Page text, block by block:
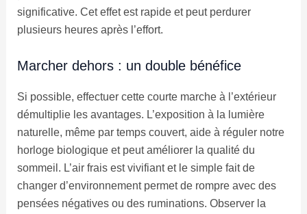
significative. Cet effet est rapide et peut perdurer
plusieurs heures après l’effort.
Marcher dehors : un double bénéfice
Si possible, effectuer cette courte marche à l’extérieur
démultiplie les avantages. L’exposition à la lumière
naturelle, même par temps couvert, aide à réguler notre
horloge biologique et peut améliorer la qualité du
sommeil. L’air frais est vivifiant et le simple fait de
changer d’environnement permet de rompre avec des
pensées négatives ou des ruminations. Observer la